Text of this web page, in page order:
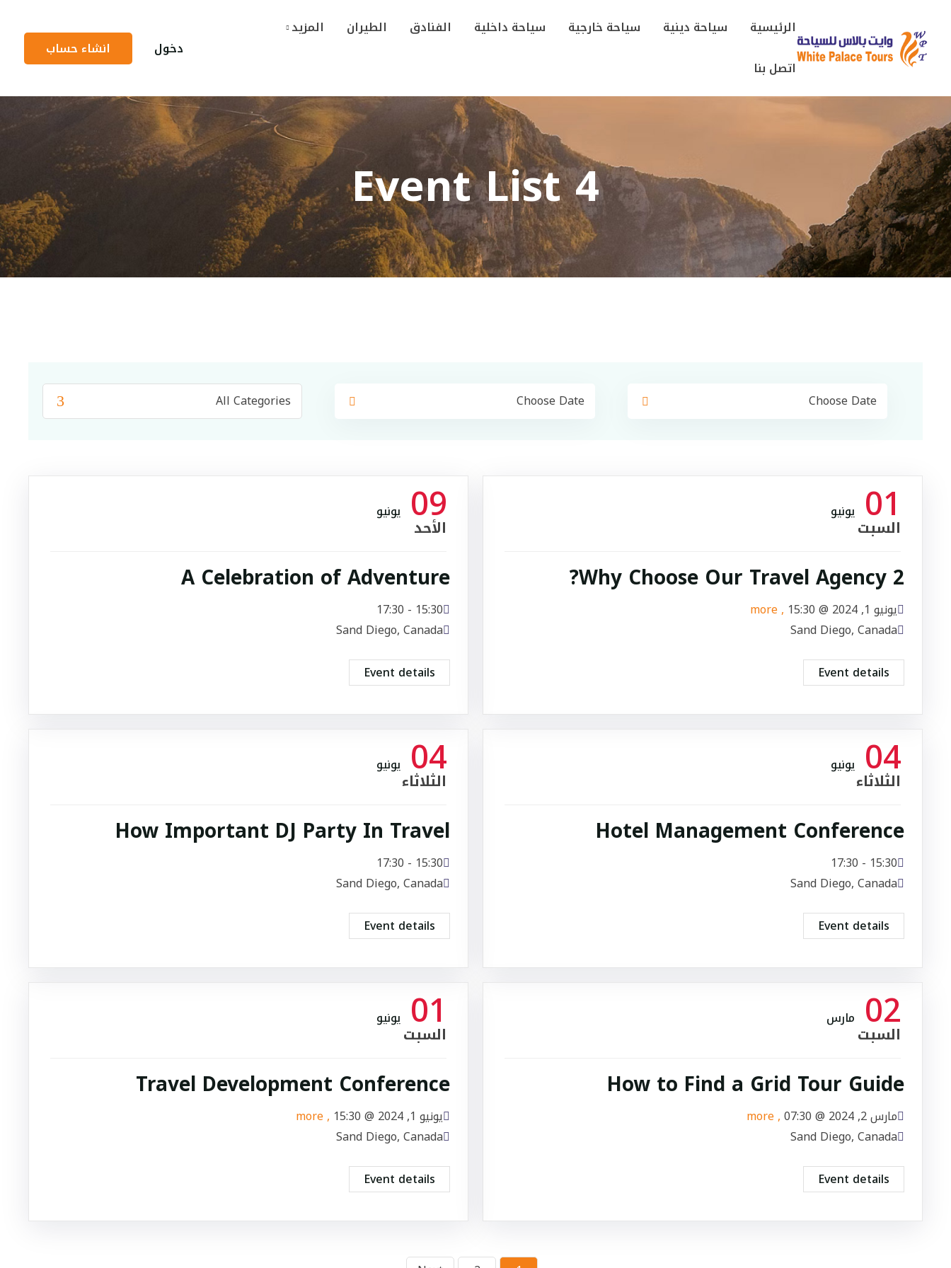
الرئيسية سياحة دينية سياحة خارجية سياحة داخلية الفنادق الطيران
المزيد
اتصل بنا
دخول انشاء حساب
Event List 4
01 يونيو
السبت
Why Choose Our Travel Agency 2?
يونيو 1, 2024 @ 15:30
, more
Sand Diego, Canada
Event details
09 يونيو
الأحد
A Celebration of Adventure
15:30 - 17:30
Sand Diego, Canada
Event details
04 يونيو
الثلاثاء
Hotel Management Conference
15:30 - 17:30
Sand Diego, Canada
Event details
04 يونيو
الثلاثاء
How Important DJ Party In Travel
15:30 - 17:30
Sand Diego, Canada
Event details
02 مارس
السبت
How to Find a Grid Tour Guide
مارس 2, 2024 @ 07:30
, more
Sand Diego, Canada
Event details
01 يونيو
السبت
Travel Development Conference
يونيو 1, 2024 @ 15:30
, more
Sand Diego, Canada
Event details